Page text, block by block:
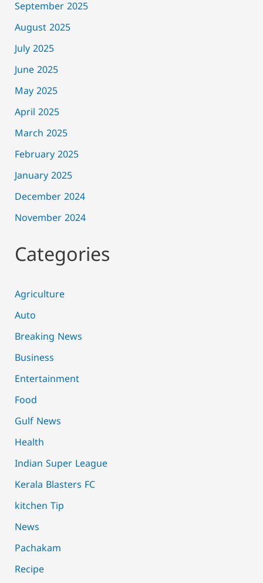
September 2025
August 2025
July 2025
June 2025
May 2025
April 2025
March 2025
February 2025
January 2025
December 2024
November 2024
Categories
Agriculture
Auto
Breaking News
Business
Entertainment
Food
Gulf News
Health
Indian Super League
Kerala Blasters FC
kitchen Tip
News
Pachakam
Recipe